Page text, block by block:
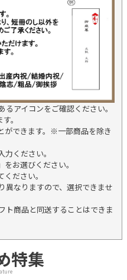
アイコンをご確認ください。
。
ができます。※一部商品を除き
ください。
お選びください。
ださい。
異なりますので、選択できませ
ト商品と同送することはできま
特集